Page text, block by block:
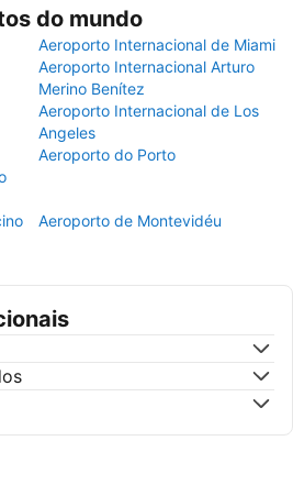
do mundo
Aeroporto Internacional de Miami
Aeroporto Internacional Arturo
Merino Benítez
Aeroporto Internacional de Los
Angeles
Aeroporto do Porto
Aeroporto de Montevidéu